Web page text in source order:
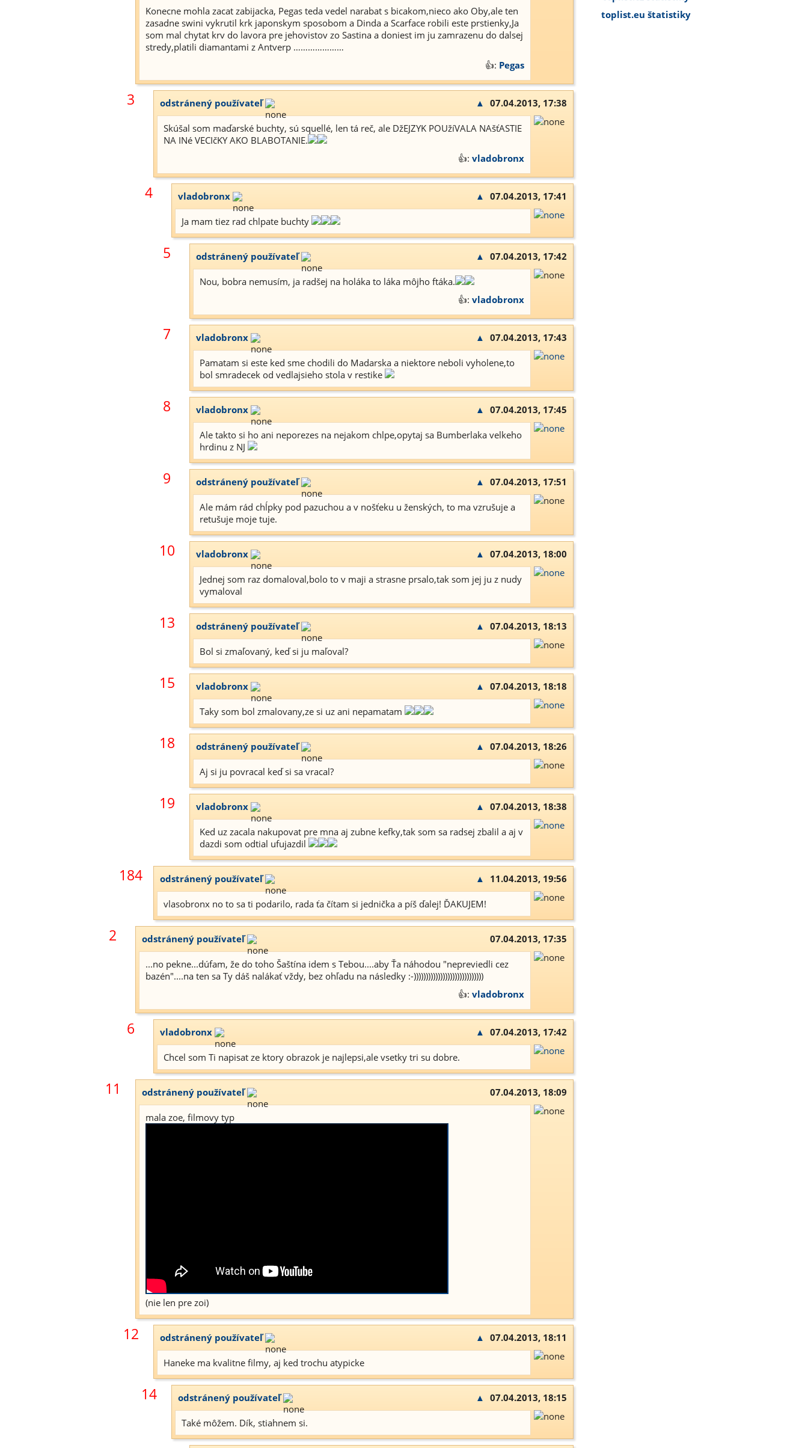
Konecne mohla zacat zabijacka, Pegas teda vedel narabat s bicakom,nieco ako Oby,ale ten
zasadne swini vykrutil krk japonskym sposobom a Dinda a Scarface robili este prstienky,Ja
som mal chytat krv do lavora pre jehovistov zo Sastina a doniest im ju zamrazenu do dalsej
stredy,platili diamantami z Antverp …………………
👍: Pegas
3 odstránený používateľ ▲ 07.04.2013, 17:38
Skúšal som maďarské buchty, sú squellé, len tá reč, ale DžEJZYK POUžíVALA NAšťASTIE
NA INé VECIčKY AKO BLABOTANIE.
👍: vladobronx
4 vladobronx ▲ 07.04.2013, 17:41
Ja mam tiez rad chlpate buchty
5 odstránený používateľ ▲ 07.04.2013, 17:42
Nou, bobra nemusím, ja radšej na holáka to láka môjho ftáka.
👍: vladobronx
7 vladobronx ▲ 07.04.2013, 17:43
Pamatam si este ked sme chodili do Madarska a niektore neboli vyholene,to
bol smradecek od vedlajsieho stola v restike
8 vladobronx ▲ 07.04.2013, 17:45
Ale takto si ho ani neporezes na nejakom chlpe,opytaj sa Bumberlaka velkeho
hrdinu z NJ
9 odstránený používateľ ▲ 07.04.2013, 17:51
Ale mám rád chĺpky pod pazuchou a v nošťeku u ženských, to ma vzrušuje a
retušuje moje tuje.
10 vladobronx ▲ 07.04.2013, 18:00
Jednej som raz domaloval,bolo to v maji a strasne prsalo,tak som jej ju z nudy
vymaloval
13 odstránený používateľ ▲ 07.04.2013, 18:13
Bol si zmaľovaný, keď si ju maľoval?
15 vladobronx ▲ 07.04.2013, 18:18
Taky som bol zmalovany,ze si uz ani nepamatam
18 odstránený používateľ ▲ 07.04.2013, 18:26
Aj si ju povracal keď si sa vracal?
19 vladobronx ▲ 07.04.2013, 18:38
Ked uz zacala nakupovat pre mna aj zubne kefky,tak som sa radsej zbalil a aj v
dazdi som odtial ufujazdil
184 odstránený používateľ ▲ 11.04.2013, 19:56
vlasobronx no to sa ti podarilo, rada ťa čítam si jednička a píš ďalej! ĎAKUJEM!
2 odstránený používateľ 07.04.2013, 17:35
...no pekne...dúfam, že do toho Šaštína idem s Tebou....aby Ťa náhodou "nepreviedli cez
bazén"....na ten sa Ty dáš nalákať vždy, bez ohľadu na následky :-)))))))))))))))))))))))))))))
👍: vladobronx
6 vladobronx ▲ 07.04.2013, 17:42
Chcel som Ti napisat ze ktory obrazok je najlepsi,ale vsetky tri su dobre.
11 odstránený používateľ 07.04.2013, 18:09
mala zoe, filmovy typ
(nie len pre zoi)
12 odstránený používateľ ▲ 07.04.2013, 18:11
Haneke ma kvalitne filmy, aj ked trochu atypicke
14 odstránený používateľ ▲ 07.04.2013, 18:15
Také môžem. Dík, stiahnem si.
toplist.eu štatistiky